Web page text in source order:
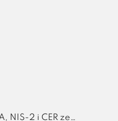
NIS-2 i CER ze…